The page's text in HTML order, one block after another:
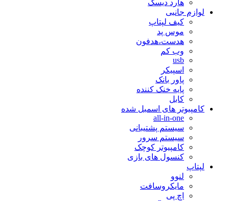
هارد دیسک
لوازم جانبی
کیف لپتاپ
موس پد
هدست،هدفون
وب کم
usb
اسپیکر
پاور بانک
پایه خنک کننده
کابل
کامپیوتر های اسمبل شده
all-in-one
سیستم پشتیبانی
سیستم سرور
کامپیوتر کوچک
کنسول های بازی
لپتاپ
لنوو
مایکروسافت
اچ پی